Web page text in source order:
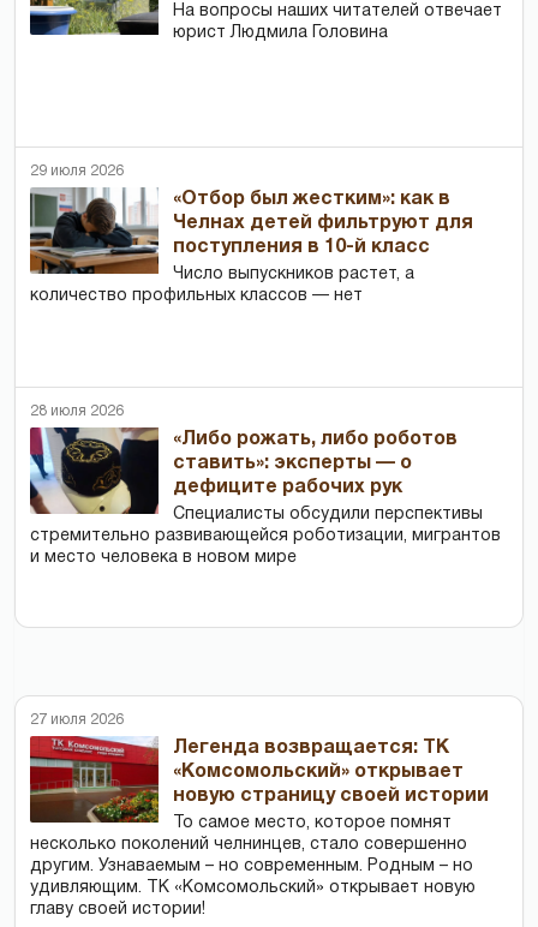
На вопросы наших читателей отвечает
юрист Людмила Головина
29 июля 2026
«Отбор был жестким»: как в
Челнах детей фильтруют для
поступления в 10-й класс
Число выпускников растет, а
количество профильных классов — нет
28 июля 2026
«Либо рожать, либо роботов
ставить»: эксперты — о
дефиците рабочих рук
Специалисты обсудили перспективы
стремительно развивающейся роботизации, мигрантов
и место человека в новом мире
27 июля 2026
Легенда возвращается: ТК
«Комсомольский» открывает
новую страницу своей истории
То самое место, которое помнят
несколько поколений челнинцев, стало совершенно
другим. Узнаваемым – но современным. Родным – но
удивляющим. ТК «Комсомольский» открывает новую
главу своей истории!